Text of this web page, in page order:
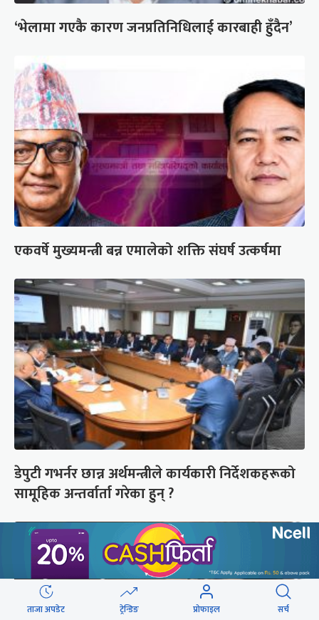
‘भेलामा गएकै कारण जनप्रतिनिधिलाई कारबाही हुँदैन’
एकवर्षे मुख्यमन्त्री बन्न एमालेको शक्ति संघर्ष उत्कर्षमा
डेपुटी गभर्नर छान्न अर्थमन्त्रीले कार्यकारी निर्देशकहरूको
सामूहिक अन्तर्वार्ता गरेका हुन् ?
ताजा अपडेट ट्रेन्डिङ प्रोफाइल सर्च